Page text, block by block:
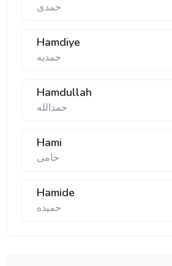
حمدی
Hamdiye
حمدیه
Hamdullah
حمدالله
Hami
حامی
Hamide
حمیده